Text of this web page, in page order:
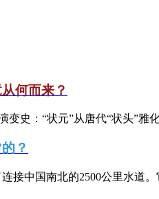
何而来？
变史：“状元”从唐代“状头”雅
？
接中国南北的2500公里水道。